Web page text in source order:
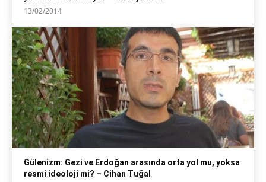
13/02/2014
Gülenizm: Gezi ve Erdoğan arasında orta yol mu, yoksa
resmi ideoloji mi? – Cihan Tuğal